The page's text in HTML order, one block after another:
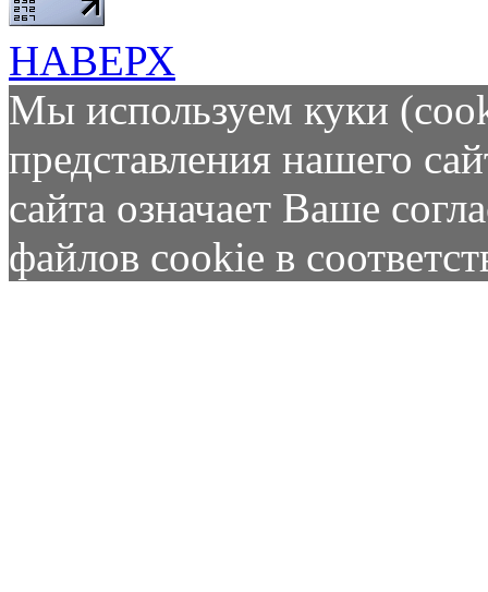
НАВЕРХ
Мы используем куки
представления нашего
сайта означает Ваше
файлов cookie в